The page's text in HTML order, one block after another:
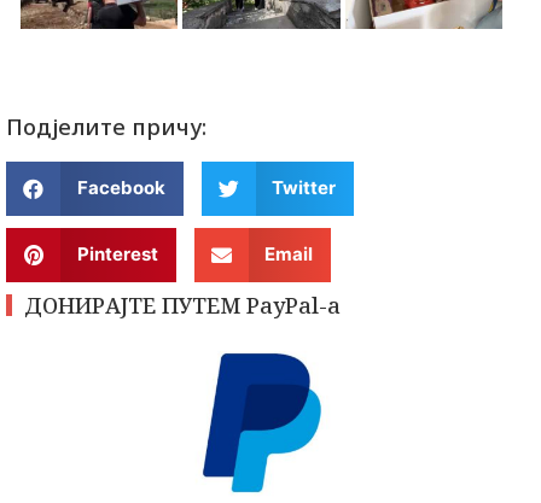
Подјелите причу:
Facebook Twitter
Pinterest Email
ДОНИРАЈТЕ ПУТЕМ PayPal-a